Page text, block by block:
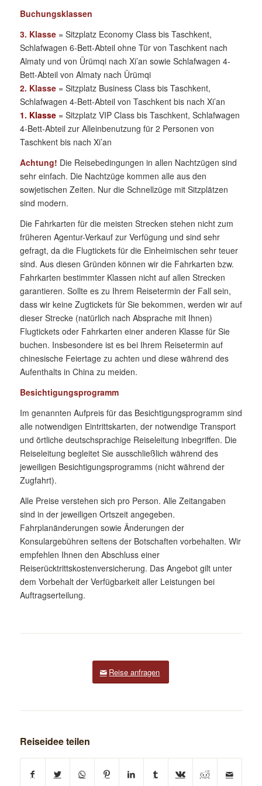
Buchungsklassen
3. Klasse= Sitzplatz Economy Class bis Taschkent,
Schlafwagen 6-Bett-Abteil ohne Tür von Taschkent nach
Almaty und von Ürümqi nach Xi’an sowie Schlafwagen 4-
Bett-Abteil von Almaty nach Ürümqi
2. Klasse= Sitzplatz Business Class bis Taschkent,
Schlafwagen 4-Bett-Abteil von Taschkent bis nach Xi’an
1. Klasse= Sitzplatz VIP Class bis Taschkent, Schlafwagen
4-Bett-Abteil zur Alleinbenutzung für 2 Personen von
Taschkent bis nach Xi’an
Achtung! Die Reisebedingungen in allen Nachtzügen sind
sehr einfach. Die Nachtzüge kommen alle aus den
sowjetischen Zeiten. Nur die Schnellzüge mit Sitzplätzen
sind modern.
Die Fahrkarten für die meisten Strecken stehen nicht zum
früheren Agentur-Verkauf zur Verfügung und sind sehr
gefragt, da die Flugtickets für die Einheimischen sehr teuer
sind. Aus diesen Gründen können wir die Fahrkarten bzw.
Fahrkarten bestimmter Klassen nicht auf allen Strecken
garantieren. Sollte es zu Ihrem Reisetermin der Fall sein,
dass wir keine Zugtickets für Sie bekommen, werden wir auf
dieser Strecke (natürlich nach Absprache mit Ihnen)
Flugtickets oder Fahrkarten einer anderen Klasse für Sie
buchen. Insbesondere ist es bei Ihrem Reisetermin auf
chinesische Feiertage zu achten und diese während des
Aufenthalts in China zu meiden.
Besichtigungsprogramm
Im genannten Aufpreis für das Besichtigungsprogramm sind
alle notwendigen Eintrittskarten, der notwendige Transport
und örtliche deutschsprachige Reiseleitung inbegriffen. Die
Reiseleitung begleitet Sie ausschließlich während des
jeweiligen Besichtigungsprogramms (nicht während der
Zugfahrt).
Alle Preise verstehen sich pro Person. Alle Zeitangaben
sind in der jeweiligen Ortszeit angegeben.
Fahrplanänderungen sowie Änderungen der
Konsulargebühren seitens der Botschaften vorbehalten. Wir
empfehlen Ihnen den Abschluss einer
Reiserücktrittskostenversicherung. Das Angebot gilt unter
dem Vorbehalt der Verfügbarkeit aller Leistungen bei
Auftragserteilung.
Reise anfragen
Reiseidee teilen